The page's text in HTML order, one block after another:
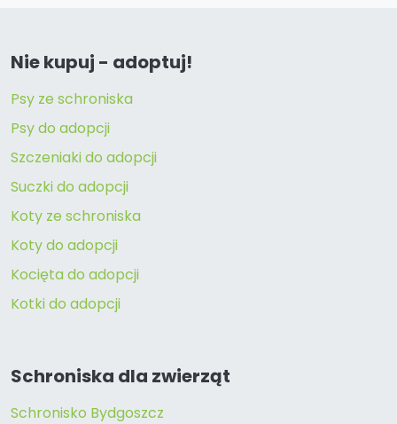
Nie kupuj - adoptuj!
Psy ze schroniska
Psy do adopcji
Szczeniaki do adopcji
Suczki do adopcji
Koty ze schroniska
Koty do adopcji
Kocięta do adopcji
Kotki do adopcji
Schroniska dla zwierząt
Schronisko Bydgoszcz